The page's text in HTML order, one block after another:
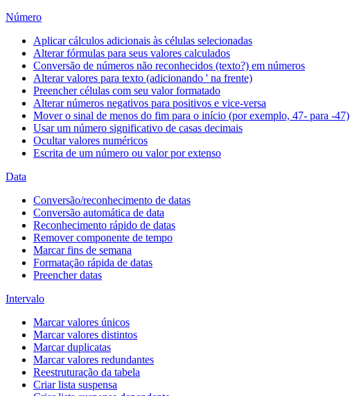
Número
Aplicar cálculos adicionais às células selecionadas
Alterar fórmulas para seus valores calculados
Conversão de números não reconhecidos (texto?) em números
Alterar valores para texto (adicionando ' na frente)
Preencher células com seu valor formatado
Alterar números negativos para positivos e vice-versa
Mover o sinal de menos do fim para o início (por exemplo, 47- para -47)
Usar um número significativo de casas decimais
Ocultar valores numéricos
Escrita de um número ou valor por extenso
Data
Conversão/reconhecimento de datas
Conversão automática de data
Reconhecimento rápido de datas
Remover componente de tempo
Marcar fins de semana
Formatação rápida de datas
Preencher datas
Intervalo
Marcar valores únicos
Marcar valores distintos
Marcar duplicatas
Marcar valores redundantes
Reestruturação da tabela
Criar lista suspensa